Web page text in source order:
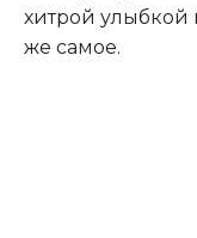
хитрой улыбкой
же самое.